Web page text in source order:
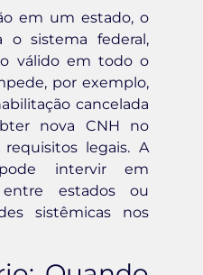
em um estado, o
o sistema federal,
válido em todo o
por exemplo,
cancelada
nova CNH no
legais. A
pode intervir em
estados ou
sistêmicas nos